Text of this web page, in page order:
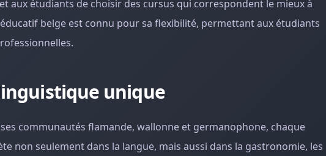
aux étudiants de choisir des cursus qui correspondent le mieux à
belge est connu pour sa flexibilité, permettant aux étudiants
unique
communautés flamande, wallonne et germanophone, chaque
non seulement dans la langue, mais aussi dans la gastronomie, les